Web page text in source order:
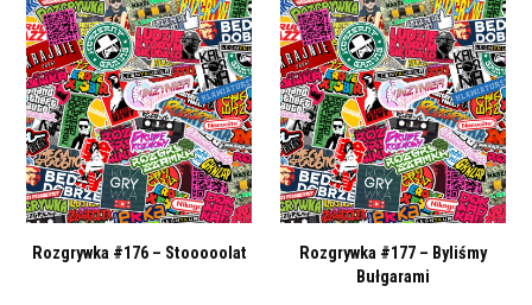
Rozgrywka #176 – Stooooolat
Rozgrywka #177 – Byliśmy
Bułgarami